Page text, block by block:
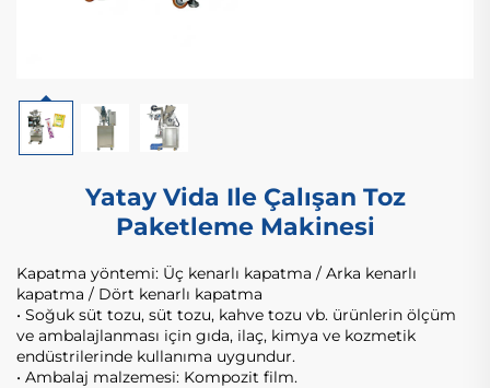
Yatay Vida Ile Çalışan Toz
Paketleme Makinesi
Kapatma yöntemi: Üç kenarlı kapatma / Arka kenarlı
kapatma / Dört kenarlı kapatma
• Soğuk süt tozu, süt tozu, kahve tozu vb. ürünlerin ölçüm
ve ambalajlanması için gıda, ilaç, kimya ve kozmetik
endüstrilerinde kullanıma uygundur.
• Ambalaj malzemesi: Kompozit film.